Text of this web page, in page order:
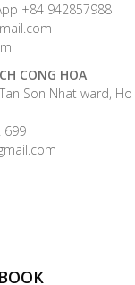
+84 942857988
CONG HOA
Son Nhat ward, Ho
699